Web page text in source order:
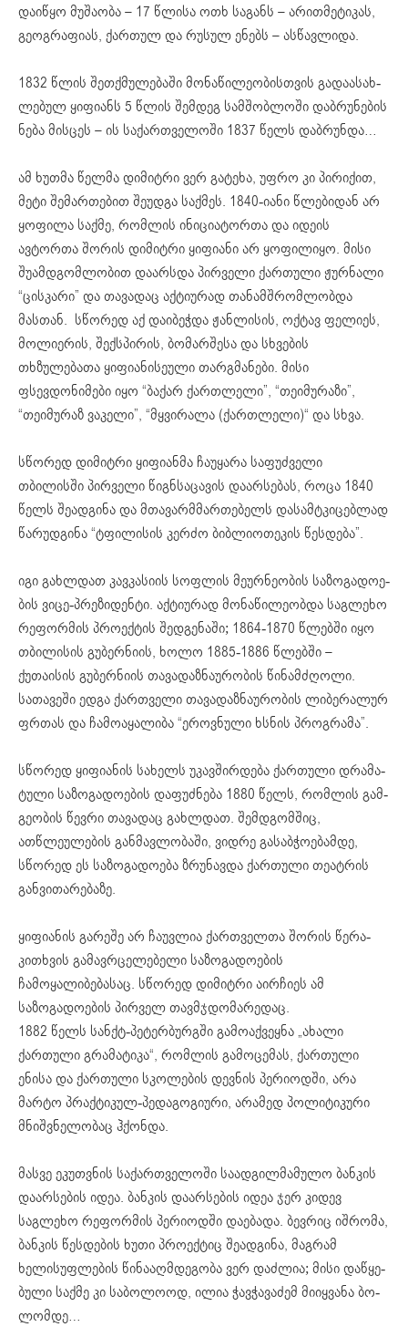
დაიწყო მუშაობა – 17 წლისა ოთხ სა­განს – არით­მე­ტი­კას,
გე­ოგ­რა­ფი­ას, ქარ­თულ და რუ­სულ ენებს – ას­წავ­ლი­და.
1832 წლის შეთ­ქ­მუ­ლე­ბა­ში მო­ნა­წი­ლე­ო­ბის­თ­ვის გა­დაა­სახ­
ლებულ ყი­ფი­ა­ნს 5 წლის შემდეგ სამშობლოში დაბრუნების
ნება მისცეს – ის სა­ქარ­თ­ვე­ლო­ში 1837 წელს დაბ­რუნ­და…
ამ ხუთმა წელმა დიმიტრი ვერ გატეხა, უფრო კი პირიქით,
მეტი შემართებით შეუდგა საქმეს. 1840-იანი წლებიდან არ
ყოფილა საქმე, რომლის ინიციატორთა და იდეის
ავტორთა შორის დიმიტრი ყიფიანი არ ყოფილიყო. მისი
შუ­ამ­დ­გომ­ლო­ბით და­არ­ს­და პირ­ვე­ლი ქარ­თუ­ლი ჟურ­ნა­ლი
“ცის­კა­რი” და თავადაც აქტიურად თანამშრომლობდა
მასთან. სწორედ აქ დაიბეჭდა ჟანლისის, ოქტავ ფელიეს,
მოლიერის, შექსპირის, ბომარშესა და სხვების
თხზულებათა ყიფიანისეული თარგმანები. მისი
ფსევდონიმები იყო “ბაქარ ქართლელი”, “თეიმურაზი”,
“თეიმურაზ ვაკელი”, “მყვირალა (ქართლელი)“ და სხვა.
სწორედ დიმიტრი ყიფიანმა ჩაუყარა საფუძველი
თბილისში პირველი წიგნსაცავის დაარსებას, როცა 1840
წელს შეადგინა და მთავარმმართებელს დასამტკიცებლად
წარუდგინა “ტფილისის კერძო ბიბლიოთეკის წესდება”.
იგი გახ­ლ­დათ კავ­კა­სი­ის სოფ­ლის მე­ურ­ნე­ო­ბის სა­ზო­გა­დო­ე­
ბის ვი­ცე-პრე­ზი­დენ­ტი. აქტიურად მონაწილეობდა საგლეხო
რეფორმის პროექტის შედგენაში; 1864-1870 წლებში იყო
თბილისის გუბერნიის, ხოლო 1885-1886 წლებში –
ქუთაისის გუბერნიის თავადაზნაურობის წინამძღოლი.
სათავეში ედგა ქართველი თავადაზნაურობის ლიბერალურ
ფრთას და ჩამოაყალიბა “ეროვნული ხსნის პროგრამა”.
სწორედ ყიფიანის სახელს უკავშირდება ქართული დრა­მა­
ტუ­ლი სა­ზო­გა­დო­ე­ბის დაფუძ­ნე­ბა 1880 წელს, რომლის გამ­
გე­ო­ბის წევ­რი თავადაც გახ­ლ­დათ. შემდგომშიც,
ათწლეულების განმავლობაში, ვიდრე გასაბჭოებამდე,
სწორედ ეს საზოგადოება ზრუნავდა ქართული თეატრის
განვითარებაზე.
ყიფიანის გარეშე არ ჩაუვლია ქარ­თ­ველ­თა შო­რის წე­რა-
კითხ­ვის გა­მავ­რ­ცე­ლე­ბე­ლი სა­ზო­გა­დო­ე­ბის
ჩამოყალიბებასაც. სწორედ დიმიტრი აირჩიეს ამ
საზოგადოების პირ­ველ თავ­მ­ჯ­დო­მა­რე­დაც.
1882 წელს სანქტ-პეტერბურგში გამოაქვეყნა „ახალი
ქართული გრამატიკა“, რომლის გამოცემას, ქართული
ენისა და ქართული სკოლების დევნის პერიოდში, არა
მარტო პრაქტიკულ-პედაგოგიური, არამედ პოლიტიკური
მნიშვნელობაც ჰქონდა.
მას­ვე ეკუთ­ვ­ნის სა­ქარ­თ­ვე­ლო­ში სა­ად­გილ­მა­მუ­ლო ბან­კის
და­არ­სე­ბის იდეა. ბანკის დაარსების იდეა ჯერ კიდევ
საგლეხო რეფორმის პერიოდში დაებადა. ბევრიც იშრომა,
ბან­კის წეს­დე­ბის ხუ­თი პრო­ექ­ტიც შე­ად­გი­ნა, მაგრამ
ხელისუფლების წინააღმდეგობა ვერ დაძლია; მი­სი დაწყე­
ბუ­ლი საქ­მე კი სა­ბო­ლო­ოდ, ილია ჭავ­ჭა­ვა­ძემ მი­იყ­ვა­ნა ბო­
ლომ­დე…